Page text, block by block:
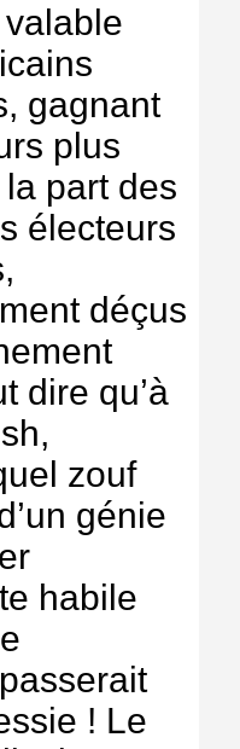
gagnant
plus
la part des
électeurs
déçus
dire qu’à
zouf
génie
habile
! Le